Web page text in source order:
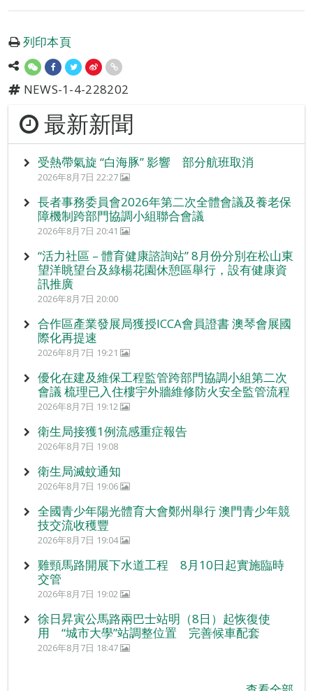
列印本頁
NEWS-1-4-228202
最新新聞
受熱帶氣旋 “白海豚” 影響 部分航班取消
2026年8月7日 22:27
長者事務委員會2026年第二次全體會議及養老保
障機制跨部門協調小組聯合會議
2026年8月7日 20:41
“活力社區 – 體育健康諮詢站” 8月份分別在松山東
望洋眺望台及綠楊花園休憩區舉行，設有健康資
訊推廣
2026年8月7日 20:00
合作區產業發展局獲授ICCA會員證書 澳琴會展國
際化再提速
2026年8月7日 19:21
優化在建及維保工程監管跨部門協調小組第二次
會議 梳理已入住樓宇外牆維修防火安全監管流程
2026年8月7日 19:12
衛生局接獲1例流感重症報告
2026年8月7日 19:08
衛生局滅蚊通知
2026年8月7日 19:06
全國青少年陽光體育大會鄭州舉行 澳門青少年競
技交流收穫豐
2026年8月7日 19:04
雞頸馬路開展下水道工程 8月10日起實施臨時
交管
2026年8月7日 19:02
徐日昇寅公馬路兩巴士站明（8日）起恢復使
用 “城市大學”站調整位置 完善候車配套
2026年8月7日 18:47